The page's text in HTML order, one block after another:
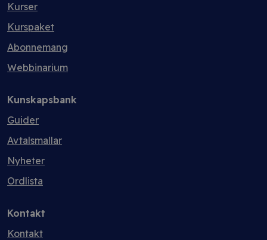
Kurser
Kurspaket
Abonnemang
Webbinarium
Kunskapsbank
Guider
Avtalsmallar
Nyheter
Ordlista
Kontakt
Kontakt